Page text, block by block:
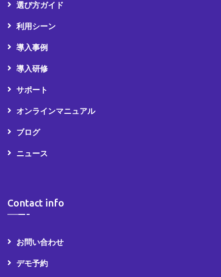
選び方ガイド
利用シーン
導入事例
導入研修
サポート
オンラインマニュアル
ブログ
ニュース
Contact info
お問い合わせ
デモ予約